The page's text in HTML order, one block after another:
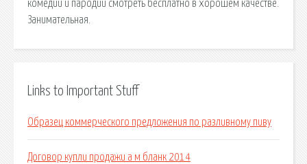
комедии и пародии смотреть бесплатно в хорошем качестве.
Занимательная.
Links to Important Stuff
Образец коммерческого предложения по разливному пиву
Договор купли продажи а м бланк 2014